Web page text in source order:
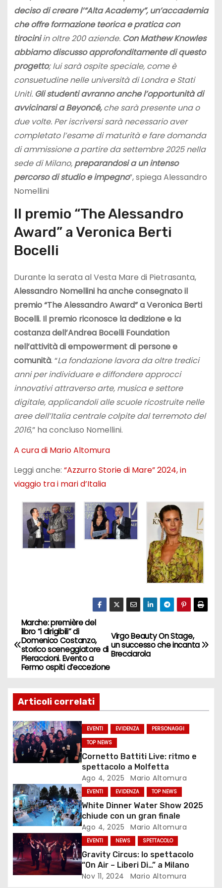
deciso di creare l’“Alta Academy”, un’accademia
che offre formazione teorica e pratica con
tirociniin oltre 200 aziende. Con Mathew Knowles
abbiamo discusso approfonditamente di questo
progetto; lui sarà ospite speciale, come è
consuetudine nelle università di Londra e Stati
Uniti. Gli studenti avranno anche l’opportunità di
avvicinarsi a Beyoncé,che sarà presente una o
due volte. Per iscriversi sarà necessario aver
completato l’esame di maturità e fare domanda
di ammissione a partire da settembre 2025 nella
sede di Milano, preparandosi a un intenso
percorso di studio e impegno”, spiega Alessandro
Nomellini
Il premio “The Alessandro
Award” a Veronica Berti
Bocelli
Durante la serata al Vesta Mare di Pietrasanta,
Alessandro Nomellini ha anche consegnato il
premio “The Alessandro Award” a Veronica Berti
Bocelli. Il premio riconosce la dedizione e la
costanza dell’Andrea Bocelli Foundation
nell’attività di empowerment di persone e
comunità. “La fondazione lavora da oltre tredici
anni per individuare e diffondere approcci
innovativi attraverso arte, musica e settore
digitale, applicandoli alle scuole ricostruite nelle
aree dell’Italia centrale colpite dal terremoto del
2016,” ha concluso Nomellini.
A cura di Mario Altomura
Leggi anche: “Azzurro Storie di Mare” 2024, in
viaggio tra i mari d’Italia
N
a
v
i
g
a
z
o
n
e
a
r
Virgo Beauty On Stage,
un successo che incanta
Brecciarola
Marche: première del
libro “i dirigibili” di
Domenico Costanzo,
storico sceneggiatore di
Pieraccioni. Evento a
Fermo ospiti d’eccezione
Articoli correlati
EVENTI EVIDENZA
PERSONAGGI
TOP NEWS
Cornetto Battiti Live: ritmo e
spettacolo a Molfetta
Ago 4, 2025 Mario Altomura
EVENTI EVIDENZA TOP NEWS
White Dinner Water Show 2025
chiude con un gran finale
Ago 4, 2025 Mario Altomura
EVENTI NEWS SPETTACOLO
Gravity Circus: lo spettacolo
“On Air – Liberi Di…” a Milano
Nov 11, 2024 Mario Altomura